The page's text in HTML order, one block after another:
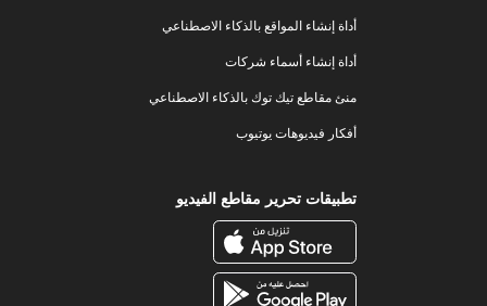
أداة إنشاء المواقع بالذكاء الاصطناعي
أداة إنشاء أسماء شركات
منئ مقاطع تيك توك بالذكاء الاصطناعي
أفكار فيديوهات يوتيوب
تطبيقات تحرير مقاطع الفيديو